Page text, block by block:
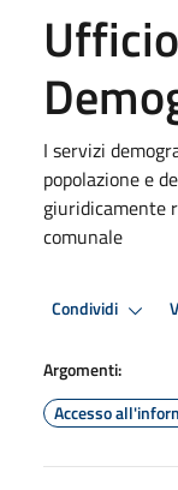
I servizi
popolazione e
giuridicamente
comunale
Condividi
Argomenti:
Accesso